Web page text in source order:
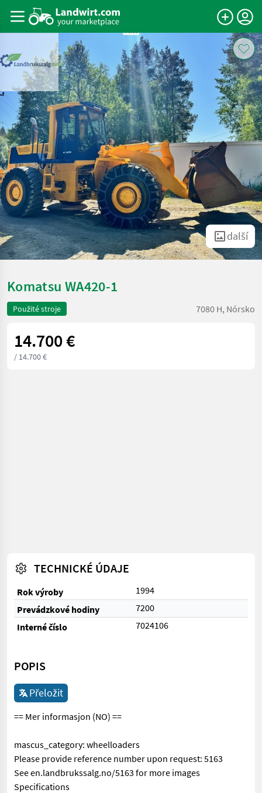
další
Komatsu WA420-1
Použité stroje 7080 H, Nórsko
14.700 €
/ 14.700 €
TECHNICKÉ ÚDAJE
Rok výroby
1994
Prevádzkové hodiny
7200
Interné číslo
7024106
POPIS
Přeložit
== Mer informasjon (NO) ==
mascus_category: wheelloaders
Please provide reference number upon request: 5163
See en.landbrukssalg.no/5163 for more images
Specifications